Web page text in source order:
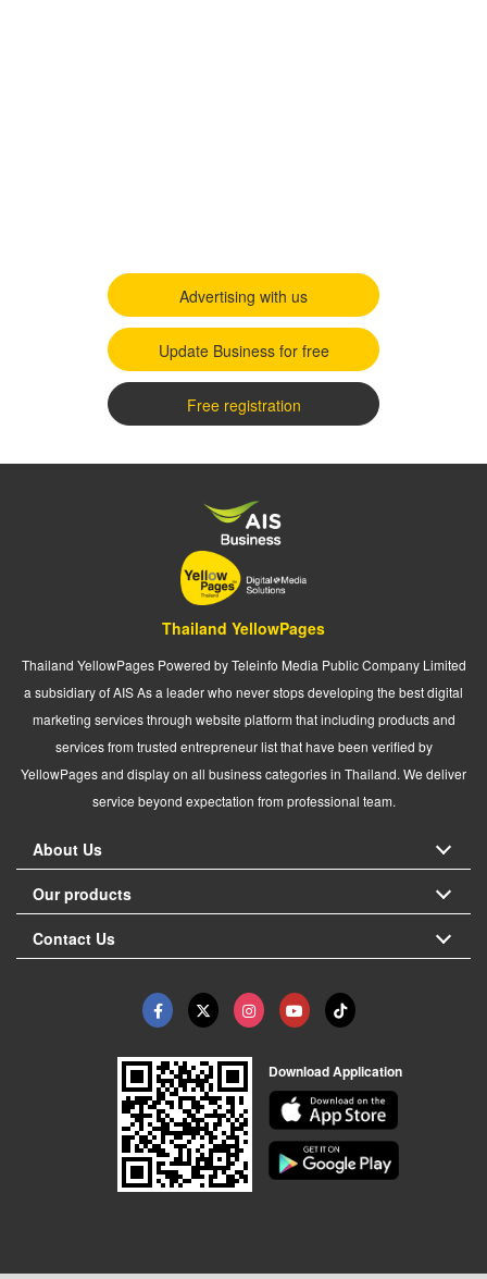
Advertising with us
Update Business for free
Free registration
Thailand YellowPages
Thailand YellowPages Powered by Teleinfo Media Public Company Limited
a subsidiary of AIS As a leader who never stops developing the best digital
marketing services through website platform that including products and
services from trusted entrepreneur list that have been verified by
YellowPages and display on all business categories in Thailand. We deliver
service beyond expectation from professional team.
About Us
Our products
Contact Us
Download Application